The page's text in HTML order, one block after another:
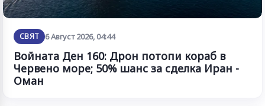
СВЯТ 6 Август 2026, 04:44
Войната Ден 160: Дрон потопи кораб в
Червено море; 50% шанс за сделка Иран -
Оман